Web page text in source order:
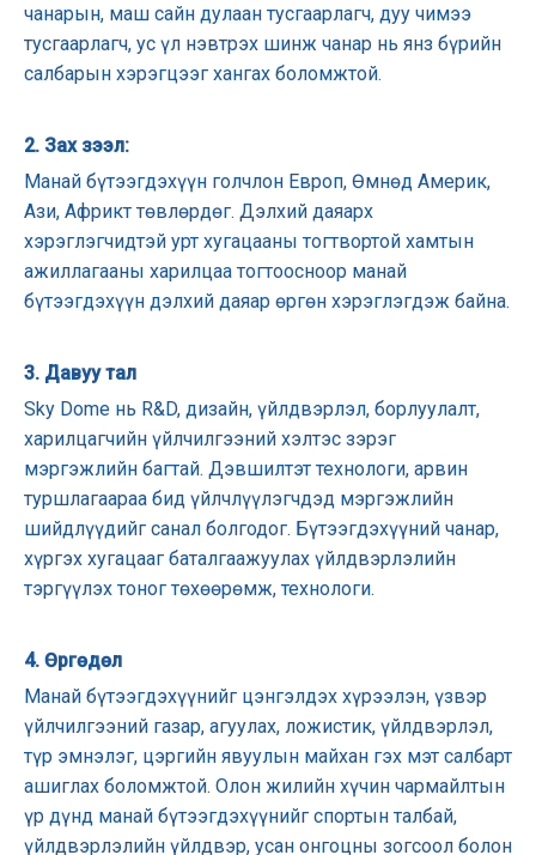
чанарын, маш сайн дулаан тусгаарлагч, дуу чимээ
тусгаарлагч, ус үл нэвтрэх шинж чанар нь янз бүрийн
салбарын хэрэгцээг хангах боломжтой.
2. Зах зээл:
Манай бүтээгдэхүүн голчлон Европ, Өмнөд Америк,
Ази, Африкт төвлөрдөг. Дэлхий даяарх
хэрэглэгчидтэй урт хугацааны тогтвортой хамтын
ажиллагааны харилцаа тогтоосноор манай
бүтээгдэхүүн дэлхий даяар өргөн хэрэглэгдэж байна.
3. Давуу тал
Sky Dome нь R&D, дизайн, үйлдвэрлэл, борлуулалт,
харилцагчийн үйлчилгээний хэлтэс зэрэг
мэргэжлийн багтай. Дэвшилтэт технологи, арвин
туршлагаараа бид үйлчлүүлэгчдэд мэргэжлийн
шийдлүүдийг санал болгодог. Бүтээгдэхүүний чанар,
хүргэх хугацааг баталгаажуулах үйлдвэрлэлийн
тэргүүлэх тоног төхөөрөмж, технологи.
4. Өргөдөл
Манай бүтээгдэхүүнийг цэнгэлдэх хүрээлэн, үзвэр
үйлчилгээний газар, агуулах, ложистик, үйлдвэрлэл,
түр эмнэлэг, цэргийн явуулын майхан гэх мэт салбарт
ашиглах боломжтой. Олон жилийн хүчин чармайлтын
үр дүнд манай бүтээгдэхүүнийг спортын талбай,
үйлдвэрлэлийн үйлдвэр, усан онгоцны зогсоол болон